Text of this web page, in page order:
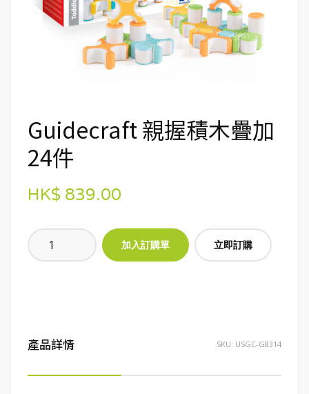
Guidecraft 親握積木疊加
24件
HK$ 839.00
立即訂購
產品詳情 SKU: USGC-G8314